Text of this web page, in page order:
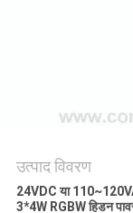
उत्पाद विवरण
24VDC या
3*4W RGBW हिडन